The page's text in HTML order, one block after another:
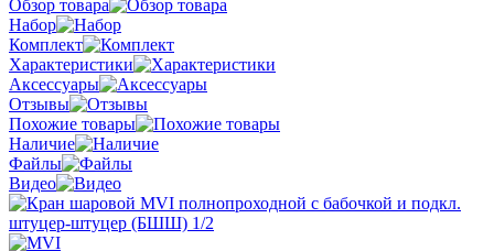
Обзор товара
Набор
Комплект
Характеристики
Аксессуары
Отзывы
Похожие товары
Наличие
Файлы
Видео